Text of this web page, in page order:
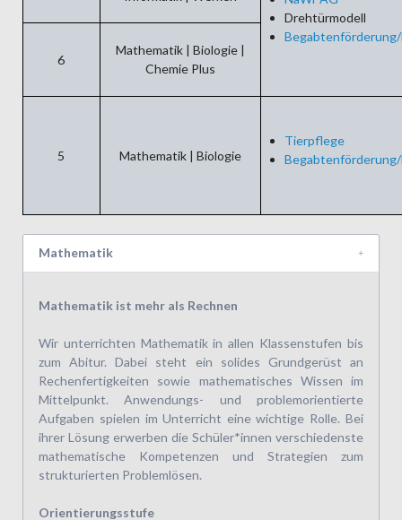
Drehtürmodell
6
Mathematik | Biologie |
Chemie Plus
5 Mathematik | Biologie
Tierpflege
Mathematik
Mathematik ist mehr als Rechnen
Wir unterrichten Mathematik in allen Klassenstufen bis
zum Abitur. Dabei steht ein solides Grundgerüst an
Rechenfertigkeiten sowie mathematisches Wissen im
Mittelpunkt. Anwendungs- und problemorientierte
Aufgaben spielen im Unterricht eine wichtige Rolle. Bei
ihrer Lösung erwerben die Schüler*innen verschiedenste
mathematische Kompetenzen und Strategien zum
strukturierten Problemlösen.
Orientierungsstufe